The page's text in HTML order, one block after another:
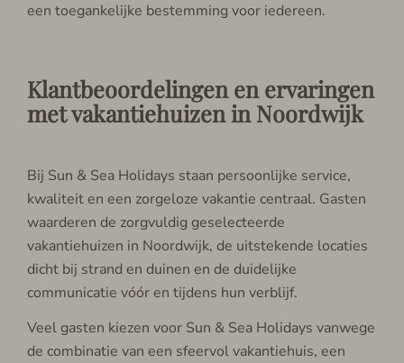
een toegankelijke bestemming voor iedereen.
Klantbeoordelingen en ervaringen
met vakantiehuizen in Noordwijk
Bij Sun & Sea Holidays staan persoonlijke service,
kwaliteit en een zorgeloze vakantie centraal. Gasten
waarderen de zorgvuldig geselecteerde
vakantiehuizen in Noordwijk, de uitstekende locaties
dicht bij strand en duinen en de duidelijke
communicatie vóór en tijdens hun verblijf.
Veel gasten kiezen voor Sun & Sea Holidays vanwege
de combinatie van een sfeervol vakantiehuis, een